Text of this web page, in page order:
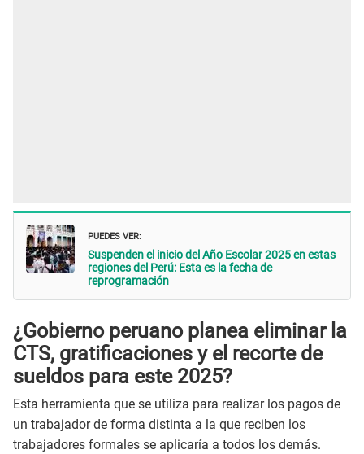
PUEDES VER:
Suspenden el inicio del Año Escolar 2025 en estas
regiones del Perú: Esta es la fecha de
reprogramación
¿Gobierno peruano planea eliminar la
CTS, gratificaciones y el recorte de
sueldos para este 2025?
Esta herramienta que se utiliza para realizar los pagos de
un trabajador de forma distinta a la que reciben los
trabajadores formales se aplicaría a todos los demás.